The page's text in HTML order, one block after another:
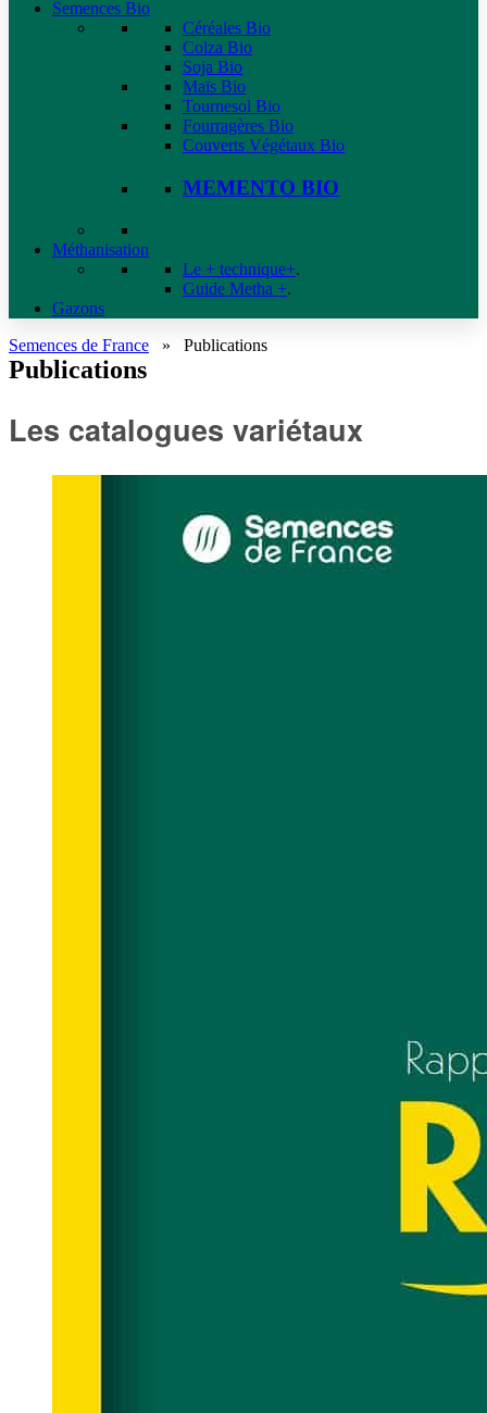
Semences Bio
Céréales Bio
Colza Bio
Soja Bio
Maïs Bio
Tournesol Bio
Fourragères Bio
Couverts Végétaux Bio
MEMENTO BIO
Méthanisation
Le + technique+.
Guide Metha +.
Gazons
Semences de France » Publications
Publications
Les catalogues variétaux